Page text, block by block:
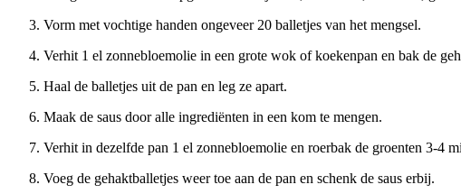
Vorm met vochtige handen ongeveer 20 balletjes van het mengsel.
Verhit 1 el zonnebloemolie in een grote wok of koekenpan en bak de
Haal de balletjes uit de pan en leg ze apart.
Maak de saus door alle ingrediënten in een kom te mengen.
Verhit in dezelfde pan 1 el zonnebloemolie en roerbak de groenten 3-4
Voeg de gehaktballetjes weer toe aan de pan en schenk de saus erbij.